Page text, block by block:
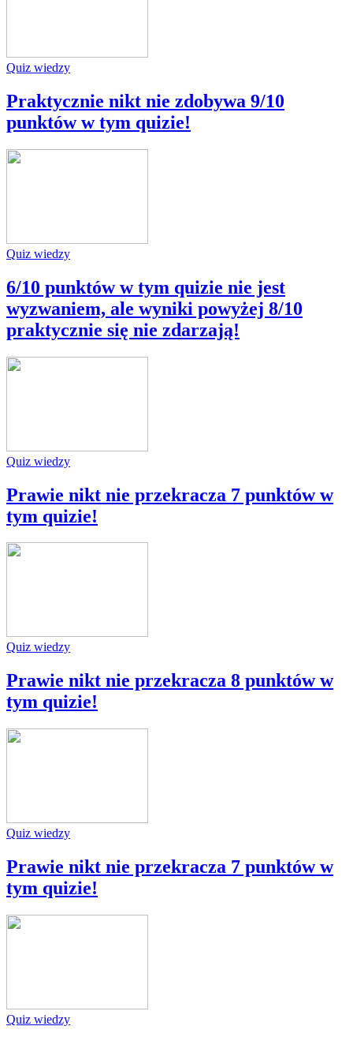
Quiz wiedzy
Praktycznie nikt nie zdobywa 9/10
punktów w tym quizie!
Quiz wiedzy
6/10 punktów w tym quizie nie jest
wyzwaniem, ale wyniki powyżej 8/10
praktycznie się nie zdarzają!
Quiz wiedzy
Prawie nikt nie przekracza 7 punktów w
tym quizie!
Quiz wiedzy
Prawie nikt nie przekracza 8 punktów w
tym quizie!
Quiz wiedzy
Prawie nikt nie przekracza 7 punktów w
tym quizie!
Quiz wiedzy